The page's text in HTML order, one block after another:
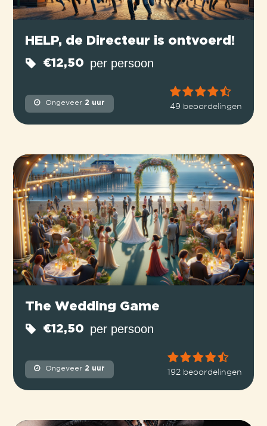
HELP, de Directeur is ontvoerd!
€12,50 per persoon
Ongeveer 2 uur 49 beoordelingen
The Wedding Game
€12,50 per persoon
Ongeveer 2 uur 192 beoordelingen